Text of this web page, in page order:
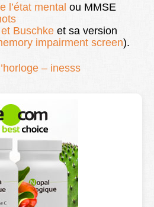
l’état mental ou MMSE
Buschke et sa version
impairment screen).
– inesss